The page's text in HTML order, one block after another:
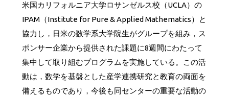
米国カリフォルニア大学ロサンゼルス校（UCLA）の
IPAM（Institute for Pure & Applied Mathematics）と
協力し，日米の数学系大学院生がグループを組み，ス
ポンサー企業から提供された課題に8週間にわたって
集中して取り組むプログラムを実施している。この活
動は，数学を基盤とした産学連携研究と教育の両面を
備えるものであり，今後も同センターの重要な活動の